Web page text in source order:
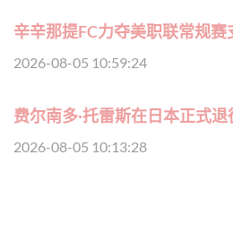
辛辛那提FC力夺美职联常规
2026-08-05 10:59:24
费尔南多·托雷斯在日本正式
2026-08-05 10:13:28